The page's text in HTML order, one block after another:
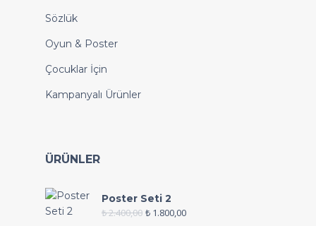
Sözlük
Oyun & Poster
Çocuklar İçin
Kampanyalı Ürünler
ÜRÜNLER
Poster Seti 2
₺2.400,00 ₺ 1.800,00